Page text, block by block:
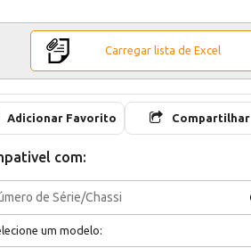
Carregar lista de Excel
Adicionar Favorito Compartilhar
com:
um modelo: